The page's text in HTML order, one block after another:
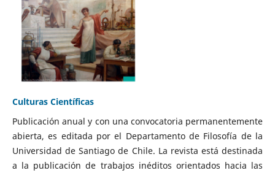
Culturas Científicas
Publicación anual y con una convocatoria permanentemente
abierta, es editada por el Departamento de Filosofía de la
Universidad de Santiago de Chile. La revista está destinada
a la publicación de trabajos inéditos orientados hacia las